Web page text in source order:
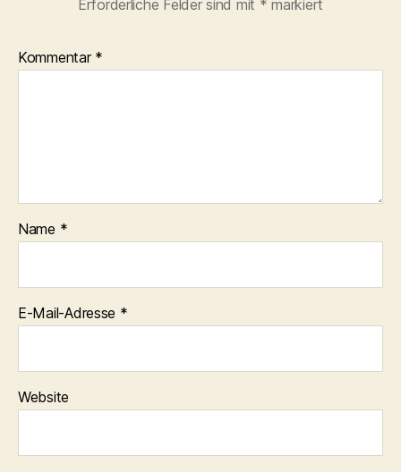
Erforderliche Felder sind mit * markiert
Kommentar *
Name *
E-Mail-Adresse *
Website